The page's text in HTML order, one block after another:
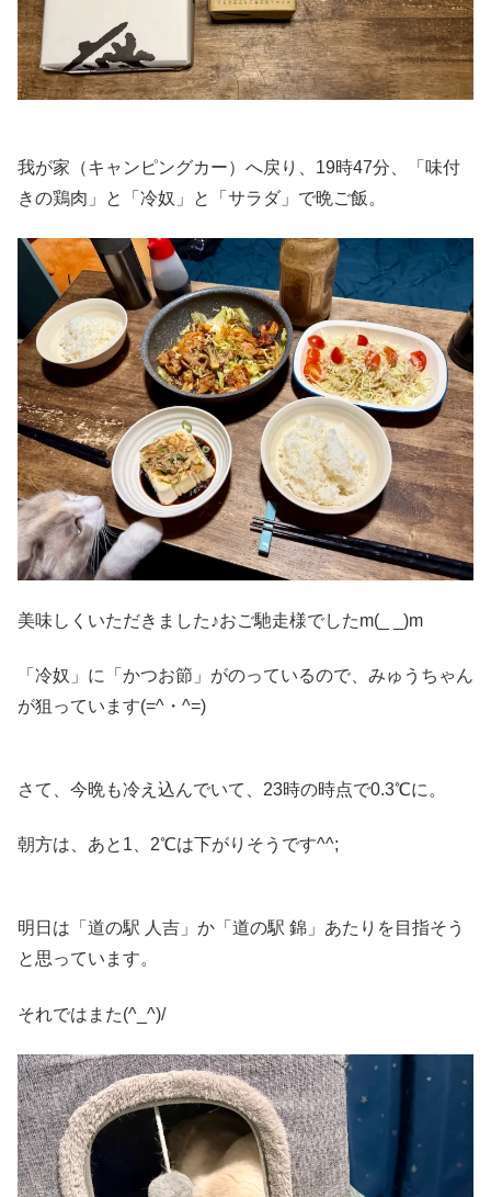
我が家（キャンピングカー）へ戻り、19時47分、「味付
きの鶏肉」と「冷奴」と「サラダ」で晩ご飯。
美味しくいただきました♪おご馳走様でしたm(_ _)m
「冷奴」に「かつお節」がのっているので、みゅうちゃん
が狙っています(=^・^=)
さて、今晩も冷え込んでいて、23時の時点で0.3℃に。
朝方は、あと1、2℃は下がりそうです^^;
明日は「道の駅 人吉」か「道の駅 錦」あたりを目指そう
と思っています。
それではまた(^_^)/